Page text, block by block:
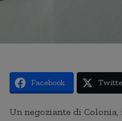
Facebook
Un negoziante di